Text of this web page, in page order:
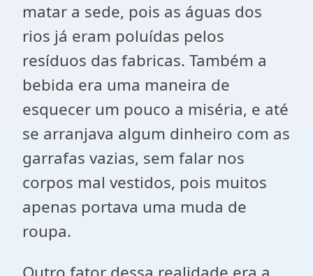
matar a sede, pois as águas dos
rios já eram poluídas pelos
resíduos das fabricas. Também a
bebida era uma maneira de
esquecer um pouco a miséria, e até
se arranjava algum dinheiro com as
garrafas vazias, sem falar nos
corpos mal vestidos, pois muitos
apenas portava uma muda de
roupa.